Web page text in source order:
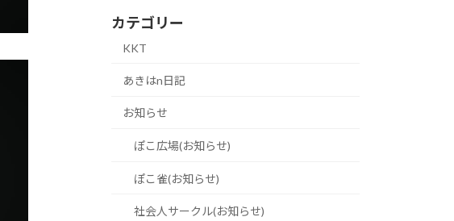
カテゴリー
KKT
あきはn日記
お知らせ
ぽこ広場(お知らせ)
ぽこ雀(お知らせ)
社会人サークル(お知らせ)